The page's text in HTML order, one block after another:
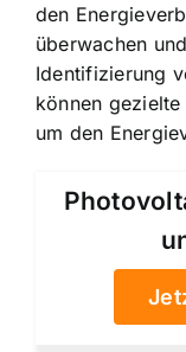
den
überwachen
Identifizierung
können
um den